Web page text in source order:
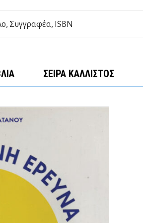
ΣΕΙΡΆ ΚΆΛΛΙΣΤΟΣ